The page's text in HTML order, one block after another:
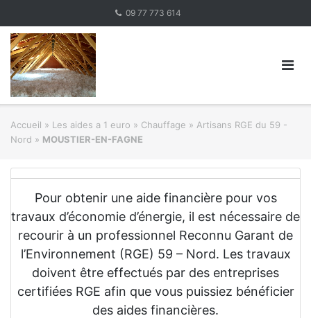
content
09 77 773 614
Accueil » Les aides a 1 euro » Chauffage » Artisans RGE du 59 -
Nord » MOUSTIER-EN-FAGNE
Pour obtenir une aide financière pour vos
travaux d’économie d’énergie, il est nécessaire de
recourir à un professionnel Reconnu Garant de
l’Environnement (RGE) 59 – Nord. Les travaux
doivent être effectués par des entreprises
certifiées RGE afin que vous puissiez bénéficier
des aides financières.